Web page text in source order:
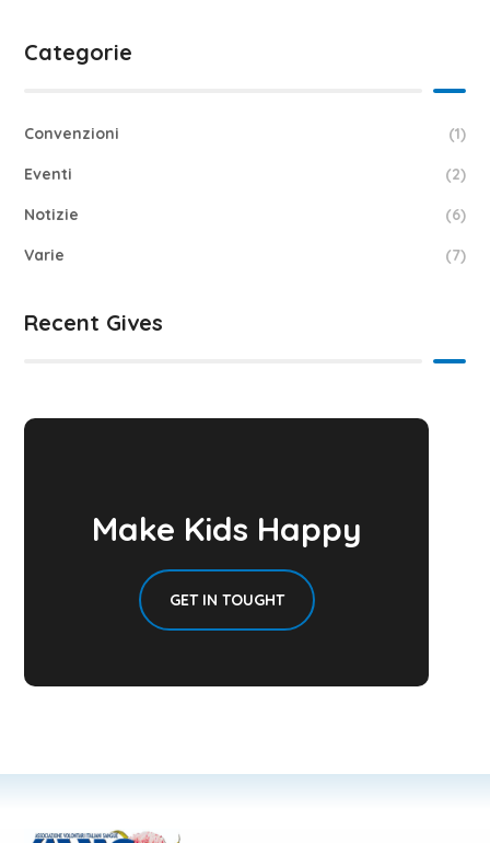
Categorie
Convenzioni (1)
Eventi (2)
Notizie (6)
Varie (7)
Recent Gives
Make Kids Happy
GET IN TOUGHT